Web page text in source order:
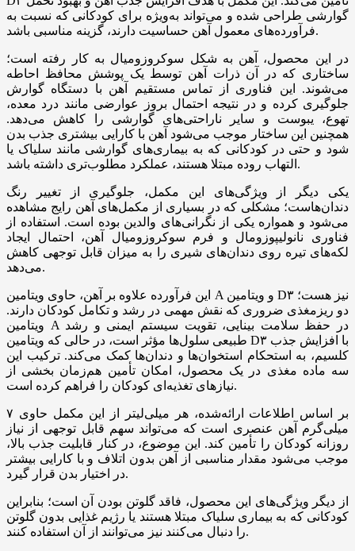
گوارشی طراحی شده و می‌تواند به‌ویژه برای کودکانی که نسبت به
فرآورده‌های معمول آهن حساسیت دارند، گزینه مناسبی باشد.
در این محصول، آهن به شکل سوکروزومیال به کار رفته است؛
ساختاری که در آن ذرات آهن توسط یک پوشش محافظ احاطه
می‌شوند. این فناوری از تماس مستقیم آهن با دستگاه گوارش
جلوگیری کرده و در نتیجه احتمال بروز عوارضی مانند درد معده،
تهوع، یبوست و سایر ناراحتی‌های گوارشی را کاهش می‌دهد.
همچنین این ساختار موجب می‌شود آهن با کارایی بیشتری جذب بدن
شود و حتی در کودکانی که به بیماری‌های گوارشی مانند سلیاک یا
التهاب روده مبتلا هستند، عملکرد مطلوب‌تری داشته باشد.
یکی دیگر از ویژگی‌های این مکمل، جلوگیری از تغییر رنگ
دندان‌هاست؛ مشکلی که در بسیاری از مکمل‌های آهن رایج مشاهده
می‌شود و همواره یکی از نگرانی‌های والدین بوده است. استفاده از
فناوری نانولیپوزومال و فرم سوکروزومیال آهن، احتمال ایجاد
لکه‌های تیره روی دندان‌های شیری را به میزان قابل توجهی کاهش
می‌دهد.
این فرآورده علاوه بر آهن، حاوی ویتامین A و ویتامین D۳ نیز هست؛
دو ریزمغذی ضروری که نقش مهمی در رشد و تکامل کودکان دارند.
ویتامین A در حفظ سلامت بینایی، تقویت سیستم ایمنی و رشد
طبیعی سلول‌ها مؤثر است، در حالی که ویتامین D۳ با افزایش جذب
کلسیم، به استحکام استخوان‌ها و دندان‌ها کمک می‌کند. ترکیب این
سه ماده مغذی در یک محصول، امکان تأمین هم‌زمان بخشی از
نیازهای تغذیه‌ای کودکان را فراهم کرده است.
بر اساس اطلاعات ارائه‌شده، هر میلی‌لیتر از این مکمل حاوی ۷
میلی‌گرم آهن عنصری است که می‌تواند سهم قابل توجهی از نیاز
روزانه کودکان را تأمین کند. این موضوع، در کنار قابلیت جذب بالا،
موجب می‌شود مقدار مناسبی از آهن بدون اتلاف و با کارایی بیشتر
در اختیار بدن قرار گیرد.
از دیگر ویژگی‌های این محصول، فاقد گلوتن بودن آن است؛ بنابراین
کودکانی که به بیماری سلیاک مبتلا هستند یا رژیم غذایی بدون گلوتن
را دنبال می‌کنند نیز می‌توانند از آن استفاده کنند.